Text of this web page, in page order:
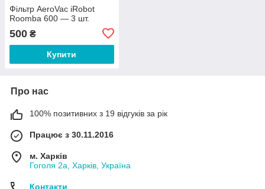
Фільтр AeroVac iRobot
Roomba 600 — 3 шт.
500 ₴
Купити
Про нас
100% позитивних з 19 відгуків за рік
Працює з 30.11.2016
м. Харків
Гоголя 2а, Харків, Україна
Контакти